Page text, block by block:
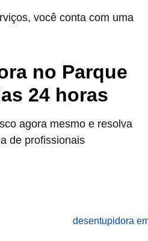
você conta com uma
no Parque
24 horas
agora mesmo e resolva
de profissionais